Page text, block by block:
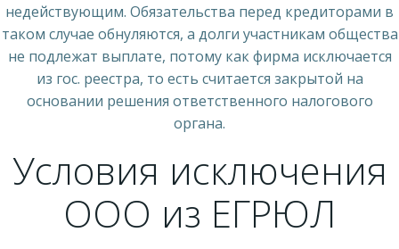
недействующим. Обязательства перед кредиторами в
таком случае обнуляются, а долги участникам общества
не подлежат выплате, потому как фирма исключается
из гос. реестра, то есть считается закрытой на
основании решения ответственного налогового
органа.
Условия исключения
ООО из ЕГРЮЛ